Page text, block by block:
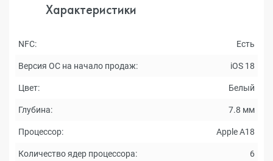
Характеристики
NFC: Есть
Версия ОС на начало продаж: iOS 18
Цвет: Белый
Глубина: 7.8 мм
Процессор: Apple A18
Количество ядер процессора: 6